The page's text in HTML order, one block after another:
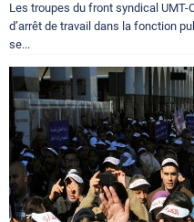
Les troupes du front syndical UMT-
d’arrêt de travail dans la fonction
se...